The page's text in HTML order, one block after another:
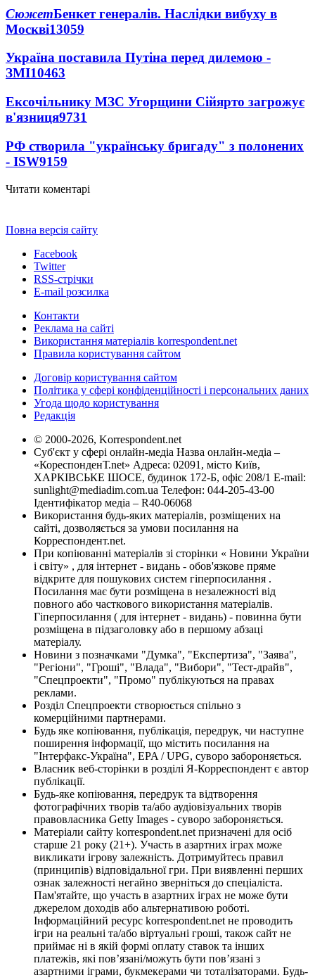
СюжетБенкет генералів. Наслідки вибуху в
Москві13059
Україна поставила Путіна перед дилемою -
ЗМІ10463
Ексочільнику МЗС Угорщини Сійярто загрожує
в'язниця9731
РФ створила "українську бригаду" з полонених
- ISW9159
Читати коментарі
Повна версія сайту
Facebook
Twitter
RSS-стрічки
E-mail розсилка
Контакти
Реклама на сайті
Використання матеріалів korrespondent.net
Правила користування сайтом
Договір користування сайтом
Політика у сфері конфіденційності і персональних даних
Угода щодо користування
Редакція
© 2000-2026, Korrespondent.net
Суб'єкт у сфері онлайн-медіа Назва онлайн-медіа –
«КореспонденТ.net» Адреса: 02091, місто Київ,
ХАРКІВСЬКЕ ШОСЕ, будинок 172-Б, офіс 208/1 E-mail:
sunlight@mediadim.com.ua Телефон: 044-205-43-00
Ідентифікатор медіа – R40-06068
Використання будь-яких матеріалів, розміщених на
сайті, дозволяється за умови посилання на
Корреспондент.net.
При копіюванні матеріалів зі сторінки « Новини України
і світу» , для інтернет - видань - обов'язкове пряме
відкрите для пошукових систем гіперпосилання .
Посилання має бути розміщена в незалежності від
повного або часткового використання матеріалів.
Гіперпосилання ( для інтернет - видань) - повинна бути
розміщена в підзаголовку або в першому абзаці
матеріалу.
Новини з позначками "Думка", "Експертиза", "Заява",
"Регіони", "Гроші", "Влада", "Вибори", "Тест-драйв",
"Спецпроекти", "Промо" публікуються на правах
реклами.
Розділ Спецпроекти створюється спільно з
комерційними партнерами.
Будь яке копіювання, публікація, передрук, чи наступне
поширення інформації, що містить посилання на
"Інтерфакс-Україна", EPA / UPG, суворо забороняється.
Власник веб-сторінки в розділі Я-Корреспондент є автор
публікації.
Будь-яке копіювання, передрук та відтворення
фотографічних творів та/або аудіовізуальних творів
правовласника Getty Images - суворо забороняється.
Матеріали сайту korrespondent.net призначені для осіб
старше 21 року (21+). Участь в азартних іграх може
викликати ігрову залежність. Дотримуйтесь правил
(принципів) відповідальної гри. При виявленні перших
ознак залежності негайно зверніться до спеціаліста.
Пам'ятайте, що участь в азартних іграх не може бути
джерелом доходів або альтернативою роботі.
Інформаційний ресурс korrespondent.net не проводить
ігри на реальні та/або віртуальні гроші, також сайт не
приймає ні в якій формі оплату ставок та інших
платежів, які пов’язані/можуть бути пов’язані з
азартними іграми, букмекерами чи тоталізаторами. Будь-